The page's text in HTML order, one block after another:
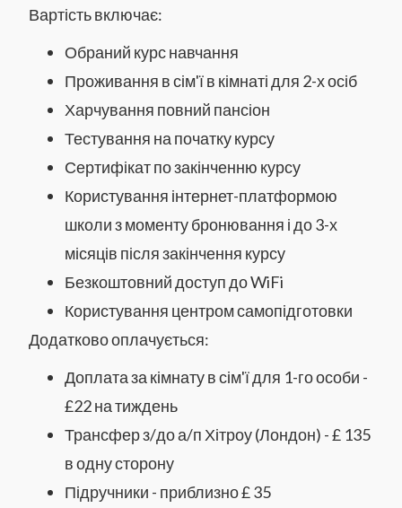
Вартість включає:
Обраний курс навчання
Проживання в сім'ї в кімнаті для 2-х осіб
Харчування повний пансіон
Тестування на початку курсу
Сертифікат по закінченню курсу
Користування інтернет-платформою
школи з моменту бронювання і до 3-х
місяців після закінчення курсу
Безкоштовний доступ до WiFi
Користування центром самопідготовки
Додатково оплачується:
Доплата за кімнату в сім'ї для 1-го особи -
£22 на тиждень
Трансфер з/до а/п Хітроу (Лондон) - £ 135
в одну сторону
Підручники - приблизно £ 35